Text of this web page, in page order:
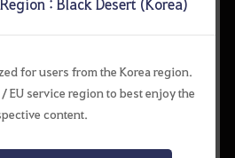
for users from the Korea region.
EU service region to best enjoy the
content.
10 0.25%